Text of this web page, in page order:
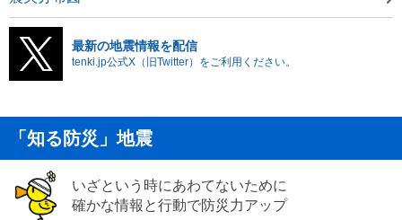
最新の地震情報を配信
tenki.jp公式X（旧Twitter）をご利用ください。
「知る防災」地震
いざという時にあわてないために
確かな情報と行動で防災力アップ